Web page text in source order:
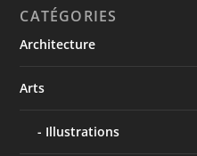
CATÉGORIES
Architecture
Arts
Illustrations